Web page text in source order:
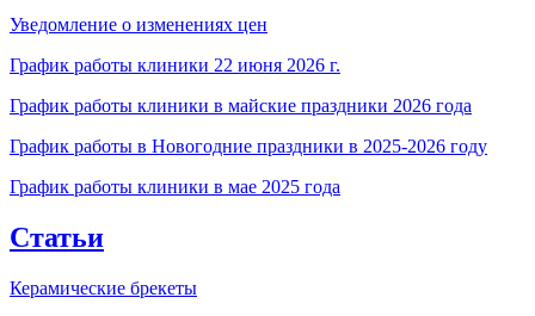
Уведомление о изменениях цен
График работы клиники 22 июня 2026 г.
График работы клиники в майские праздники 2026 года
График работы в Новогодние праздники в 2025-2026 году
График работы клиники в мае 2025 года
Статьи
Керамические брекеты